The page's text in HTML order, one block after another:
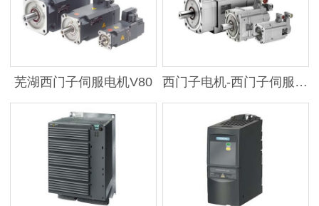
芜湖西门子伺服电机V80 西门子电机-西门子伺服电机